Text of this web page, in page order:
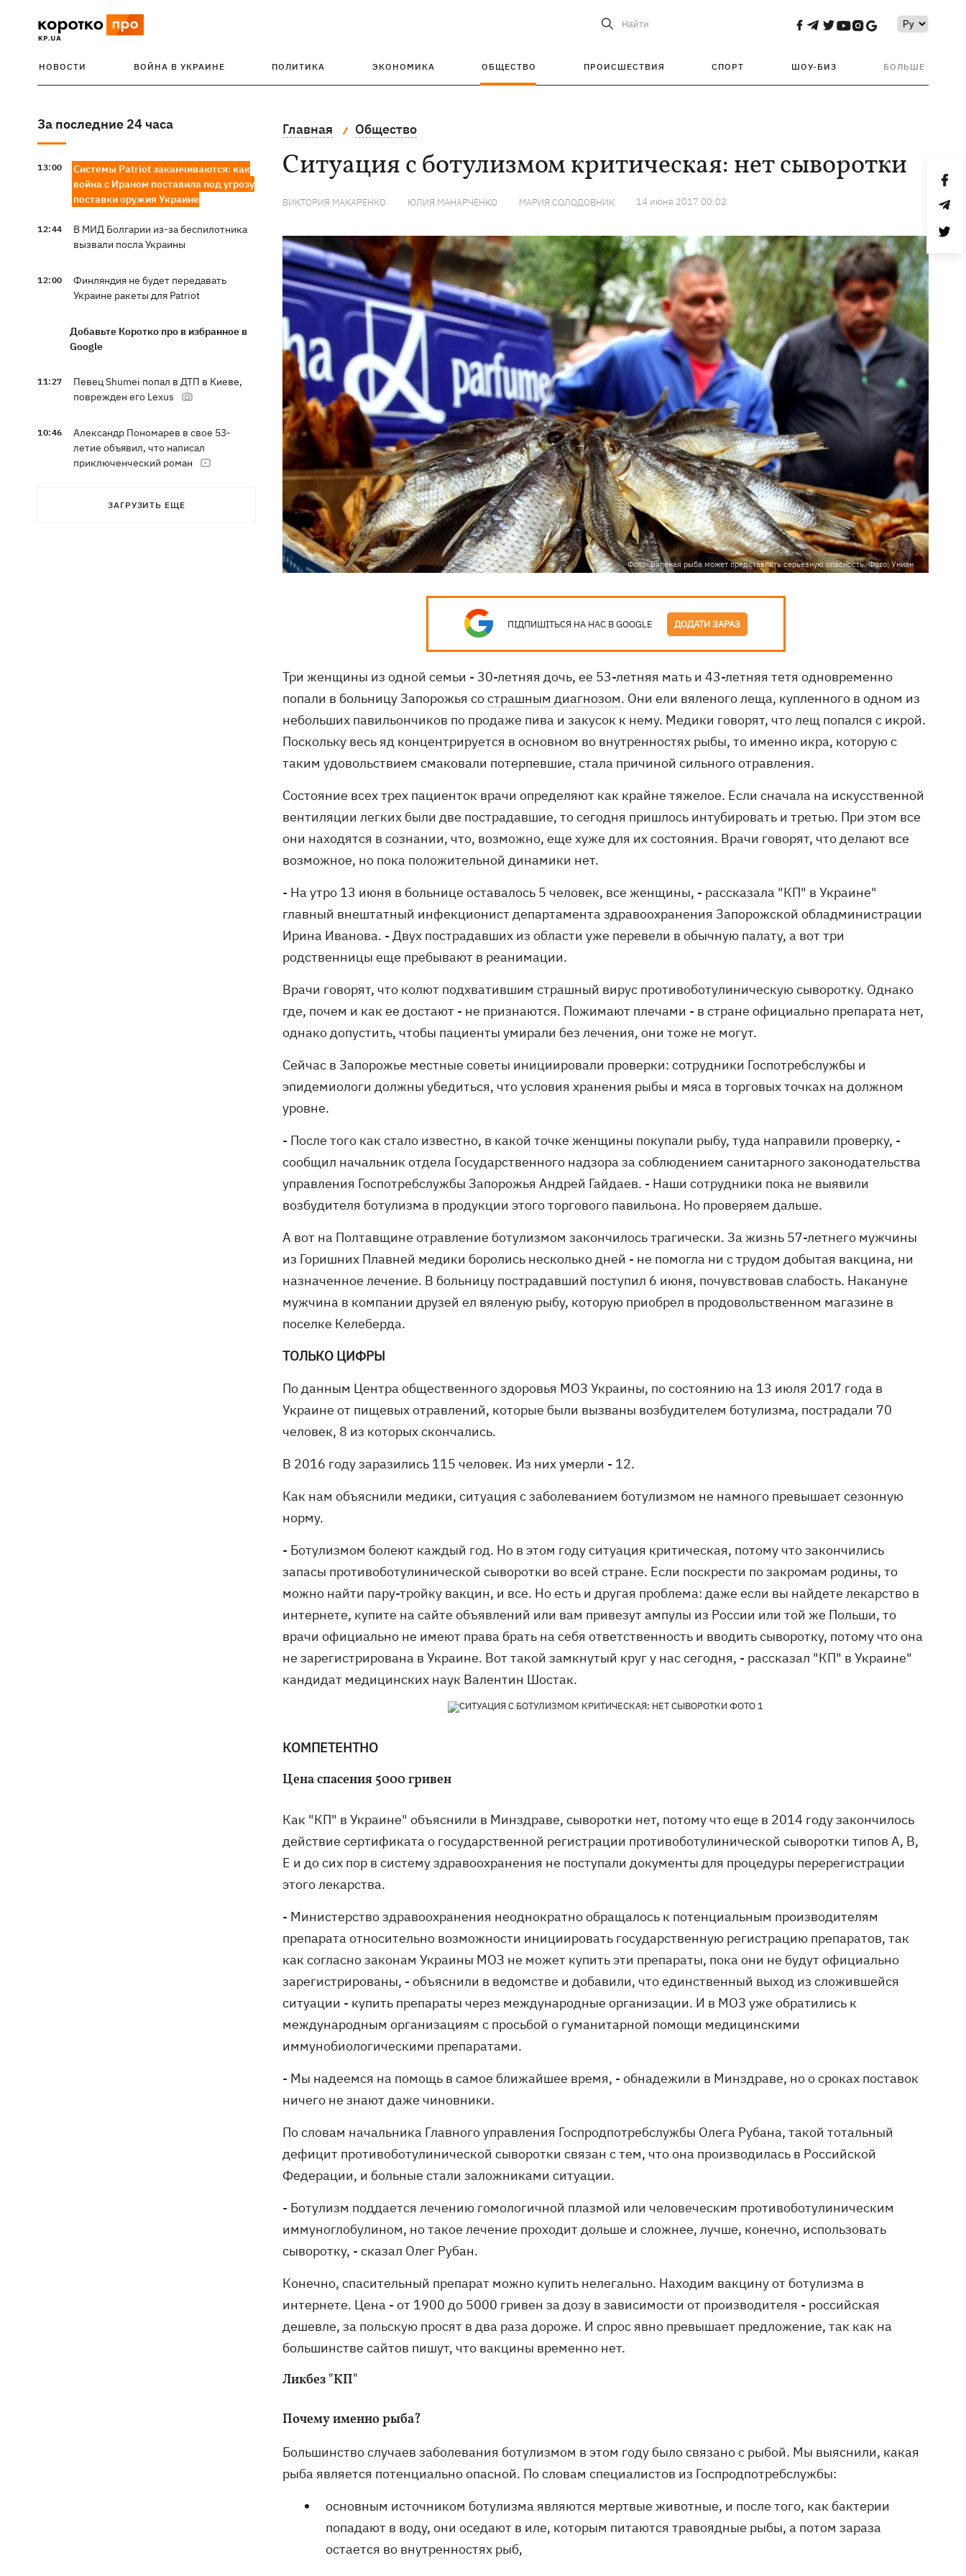
Найти
НОВОСТИ ВОЙНА В УКРАИНЕ ПОЛИТИКА ЭКОНОМИКА ОБЩЕСТВО ПРОИСШЕСТВИЯ СПОРТ ШОУ-БИЗ БОЛЬШЕ
За последние 24 часа
13:00
Системы Patriot заканчиваются: как
война с Ираном поставила под угрозу
поставки оружия Украине
12:44
В МИД Болгарии из-за беспилотника
вызвали посла Украины
12:00
Финляндия не будет передавать
Украине ракеты для Patriot
Добавьте Коротко про в избранное в
Google
11:27
Певец Shumei попал в ДТП в Киеве,
поврежден его Lexus
10:46
Александр Пономарев в свое 53-
летие объявил, что написал
приключенческий роман
президента США прогрессирует
ЗАГРУЗИТЬ ЕЩЕ
Главная Общество
Ситуация с ботулизмом критическая: нет сыворотки
ВИКТОРИЯ МАКАРЕНКО ЮЛИЯ МАНАРЧЕНКО МАРИЯ СОЛОДОВНИК 14 июня 2017 00:02
Фото: Вяленая рыба может представлять серьезную опасность. Фото: Униан
ПІДПИШІТЬСЯ НА НАС В GOOGLE ДОДАТИ ЗАРАЗ
Три женщины из одной семьи - 30-летняя дочь, ее 53-летняя мать и 43-летняя тетя одновременно
попали в больницу Запорожья сострашным диагнозом. Они ели вяленого леща, купленного в одном из
небольших павильончиков по продаже пива и закусок к нему. Медики говорят, что лещ попался с икрой.
Поскольку весь яд концентрируется в основном во внутренностях рыбы, то именно икра, которую с
таким удовольствием смаковали потерпевшие, стала причиной сильного отравления.
Состояние всех трех пациенток врачи определяют как крайне тяжелое. Если сначала на искусственной
вентиляции легких были две пострадавшие, то сегодня пришлось интубировать и третью. При этом все
они находятся в сознании, что, возможно, еще хуже для их состояния. Врачи говорят, что делают все
возможное, но пока положительной динамики нет.
- На утро 13 июня в больнице оставалось 5 человек, все женщины, - рассказала "КП" в Украине"
главный внештатный инфекционист департамента здравоохранения Запорожской обладминистрации
Ирина Иванова. - Двух пострадавших из области уже перевели в обычную палату, а вот три
родственницы еще пребывают в реанимации.
Врачи говорят, что колют подхватившим страшный вирус противоботулиническую сыворотку. Однако
где, почем и как ее достают - не признаются. Пожимают плечами - в стране официально препарата нет,
однако допустить, чтобы пациенты умирали без лечения, они тоже не могут.
Сейчас в Запорожье местные советы инициировали проверки: сотрудники Госпотребслужбы и
эпидемиологи должны убедиться, что условия хранения рыбы и мяса в торговых точках на должном
уровне.
- После того как стало известно, в какой точке женщины покупали рыбу, туда направили проверку, -
сообщил начальник отдела Государственного надзора за соблюдением санитарного законодательства
управления Гос­потребслужбы Запорожья Андрей Гайдаев. - Наши сотрудники пока не выявили
возбудителя ботулизма в продукции этого торгового павильона. Но проверяем дальше.
А вот на Полтавщине отравление ботулизмом закончилось трагически. За жизнь 57-летнего мужчины
из Горишних Плавней медики боролись несколько дней - не помогла ни с трудом добытая вакцина, ни
назначенное лечение. В больницу пострадавший поступил 6 июня, почувствовав слабость. Накануне
мужчина в компании друзей ел вяленую рыбу, которую приобрел в продовольственном магазине в
поселке Келеберда.
ТОЛЬКО ЦИФРЫ
По данным Центра общественного здоровья МОЗ Украины, по состоянию на 13 июля 2017 года в
Украине от пищевых отравлений, которые были вызваны возбудителем ботулизма, пострадали 70
человек, 8 из которых скончались.
В 2016 году заразились 115 человек. Из них умерли - 12.
Как нам объяснили медики, ситуация с заболеванием ботулизмом не намного превышает сезонную
норму.
- Ботулизмом болеют каждый год. Но в этом году ситуация критическая, потому что закончились
запасы противоботулинической сыворотки во всей стране. Если поскрести по закромам родины, то
можно найти пару-тройку вакцин, и все. Но есть и другая проблема: даже если вы найдете лекарство в
интернете, купите на сайте объявлений или вам привезут ампулы из России или той же Польши, то
врачи официально не имеют права брать на себя ответственность и вводить сыворотку, потому что она
не зарегистрирована в Украине. Вот такой замкнутый круг у нас сегодня, - рассказал "КП" в Украине"
кандидат медицинских наук Валентин Шостак.
КОМПЕТЕНТНО
Цена спасения 5000 гривен
Как "КП" в Украине" объяснили в Минздраве, сыворотки нет, потому что еще в 2014 году закончилось
действие сертификата о государственной регистрации противоботулинической сыворотки типов А, В,
E и до сих пор в систему здравоохранения не поступали документы для процедуры перерегистрации
этого лекарства.
- Министерство здравоохранения неоднократно обращалось к потенциальным производителям
препарата относительно возможности инициировать государственную регистрацию препаратов, так
как согласно законам Украины МОЗ не может купить эти препараты, пока они не будут официально
зарегистрированы, - объяснили в ведомстве и добавили, что единственный выход из сложившейся
ситуации - купить препараты через международные организации. И в МОЗ уже обратились к
международным организациям с просьбой о гуманитарной помощи медицинскими
иммунобиологическими препаратами.
- Мы надеемся на помощь в самое ближайшее время, - обнадежили в Минздраве, но о сроках поставок
ничего не знают даже чиновники.
По словам начальника Главного управления Госпродпотребслужбы Олега Рубана, такой тотальный
дефицит противоботулинической сыворотки связан с тем, что она производилась в Российской
Федерации, и больные стали заложниками ситуации.
- Ботулизм поддается лечению гомологичной плазмой или человеческим противоботулиническим
иммуноглобулином, но такое лечение проходит дольше и сложнее, лучше, конечно, использовать
сыворотку, - сказал Олег Рубан.
Конечно, спасительный препарат можно купить нелегально. Находим вакцину от ботулизма в
интернете. Цена - от 1900 до 5000 гривен за дозу в зависимости от производителя - российская
дешевле, за польскую просят в два раза дороже. И спрос явно превышает предложение, так как на
большинстве сайтов пишут, что вакцины временно нет.
Ликбез "КП"
Почему именно рыба?
Большинство случаев заболевания ботулизмом в этом году было связано с рыбой. Мы выяснили, какая
рыба является потенциально опасной. По словам специалистов из Госпродпотребслужбы:
основным источником ботулизма являются мертвые животные, и после того, как бактерии
попадают в воду, они оседают в иле, которым питаются травоядные рыбы, а потом зараза
остается во внутренностях рыб,